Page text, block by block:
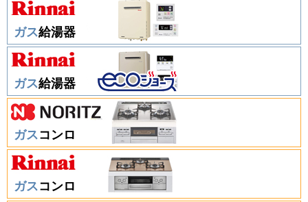
ガス給湯器
ガス給湯器
ガス コンロ
ガス コンロ